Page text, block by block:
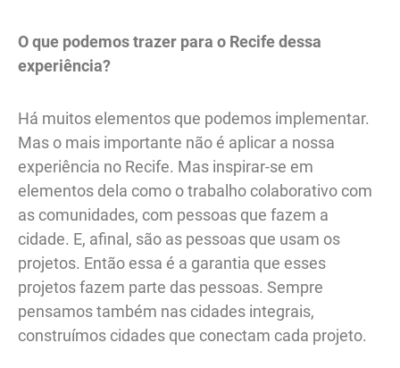
O que podemos trazer para o Recife dessa
experiência?
Há muitos elementos que podemos implementar.
Mas o mais importante não é aplicar a nossa
experiência no Recife. Mas inspirar-se em
elementos dela como o trabalho colaborativo com
as comunidades, com pessoas que fazem a
cidade. E, afinal, são as pessoas que usam os
projetos. Então essa é a garantia que esses
projetos fazem parte das pessoas. Sempre
pensamos também nas cidades integrais,
construímos cidades que conectam cada projeto.